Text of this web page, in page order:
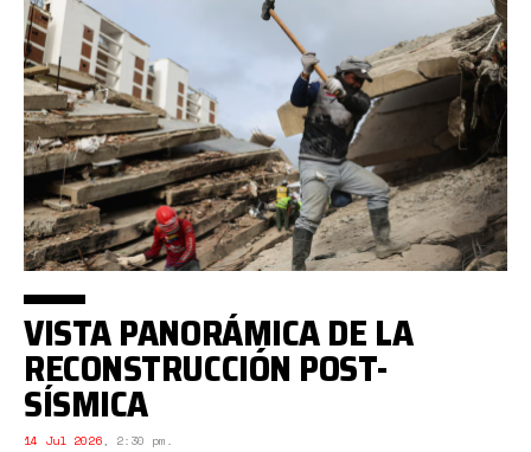
VISTA PANORÁMICA DE LA
RECONSTRUCCIÓN POST-
SÍSMICA
14 Jul 2026, 2:30 pm.